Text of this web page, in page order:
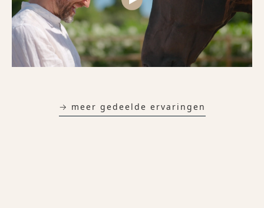
→ meer gedeelde ervaringen